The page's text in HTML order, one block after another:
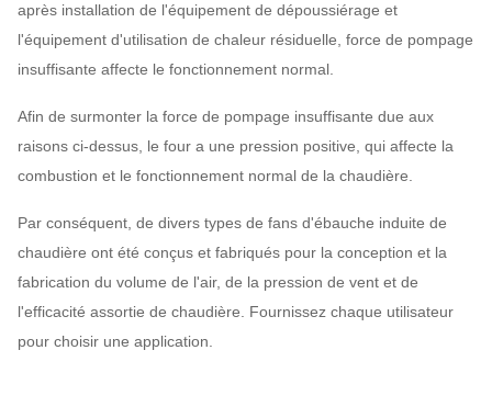
après installation de l'équipement de dépoussiérage et
l'équipement d'utilisation de chaleur résiduelle, force de pompage
insuffisante affecte le fonctionnement normal.
Afin de surmonter la force de pompage insuffisante due aux
raisons ci-dessus, le four a une pression positive, qui affecte la
combustion et le fonctionnement normal de la chaudière.
Par conséquent, de divers types de fans d'ébauche induite de
chaudière ont été conçus et fabriqués pour la conception et la
fabrication du volume de l'air, de la pression de vent et de
l'efficacité assortie de chaudière. Fournissez chaque utilisateur
pour choisir une application.